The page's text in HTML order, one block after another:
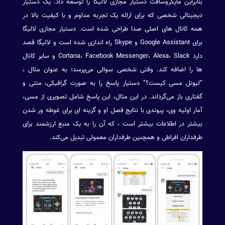
دیجیتالی شخصی که برای ارائه یک تجربه مداوم و با کیفیت بالا در
همه کانال های اصلی صدا طراحی شده است. دستیار مجازی لالیگا
برای Google Assistant و Skype راه اندازی شده است و لالیگا قصد
دارد Cortana، Facebook Messenger، Alexa، Slack و سایر کانال
ها را اضافه کند. وقتی شخصی سوالی می‌پرسد؛ به عنوان مثال ،
“لیونل مسی کیست؟” دستیار پاسخ را به صورت گرافیکی، متنی و
گفتاری باز می‌گرداند. در این مثال، این پاسخ شامل تصویری از مسی،
آمار اولیه وی، پیوندی با نتایج فصل او و گزینه ای برای غوطه ور شدن
بیشتر در اطلاعات بیشتر است ، که آن را به یک منبع ارزشمند برای
طرفداران افراطی و همچنین طرفداران معمولی تبدیل می‌کند.